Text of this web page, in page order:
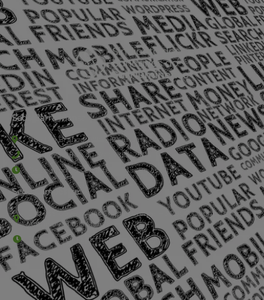
Sede Barra Mansa
Rua Rio Branco, nº107 (2º andar), Centro - Cep: 27.330-030
(24) 3323-2848 ou (24) 3323-2500
De segunda à sexta-feira , das 9h às 17h.
Sede Campestre:
Estrada Governador Chagas Freitas – 3.780 – Colônia Santo
Antônio – Barra Mansa
De terça-feira a domingo, das 9h às 17h